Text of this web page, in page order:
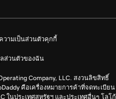
วามเป็นส่วนตัวคุกกี้
ส่วนตัวของฉัน
Company, LLC. สงวนลิขสิทธิ์
คือเครื่องหมายการค้าที่จดทะเบียน
ในประเทศสหรัฐฯ และประเทศอื่นๆ โลโก้